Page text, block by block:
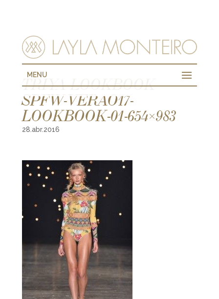
MENU
TRIYA-LOOKBOOK-
SPFW-VERAO17-
LOOKBOOK-01-654×983
28.abr.2016